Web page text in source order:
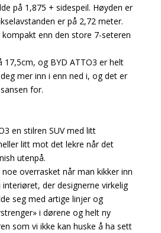
på 1,875 + sidespeil. Høyden er
er på 2,72 meter.
enn den store 7-seteren
17,5cm, og BYD ATTO3 er helt
mer inn i enn ned i, og det er
for.
en stilren SUV med litt
litt mot det lekre når det
utenpå.
overrasket når man kikker inn
der designerne virkelig
seg med artige linjer og
i dørene og helt ny
som vi ikke kan huske å ha sett